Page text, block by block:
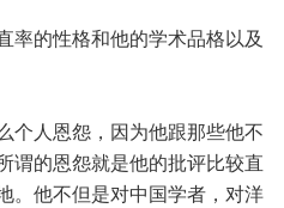
率的性格和他的学术品格以及
个人恩怨，因为他跟那些他不
谓的恩怨就是他的批评比较直
。他不但是对中国学者，对洋